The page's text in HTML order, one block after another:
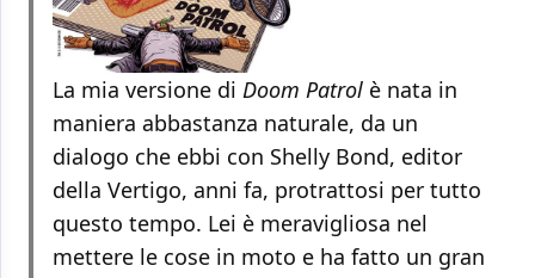
La mia versione di Doom Patrol è nata in
maniera abbastanza naturale, da un
dialogo che ebbi con Shelly Bond, editor
della Vertigo, anni fa, protrattosi per tutto
questo tempo. Lei è meravigliosa nel
mettere le cose in moto e ha fatto un gran